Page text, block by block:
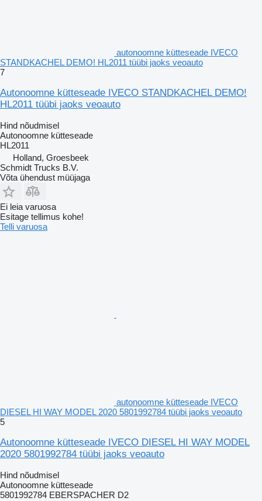
autonoomne kütteseade IVECO
STANDKACHEL DEMO! HL2011 tüübi jaoks veoauto
7
Autonoomne kütteseade IVECO STANDKACHEL DEMO!
HL2011 tüübi jaoks veoauto
Hind nõudmisel
Autonoomne kütteseade
HL2011
Holland, Groesbeek
Schmidt Trucks B.V.
Võta ühendust müüjaga
Ei leia varuosa
Esitage tellimus kohe!
Telli varuosa
autonoomne kütteseade IVECO
DIESEL HI WAY MODEL 2020 5801992784 tüübi jaoks veoauto
5
Autonoomne kütteseade IVECO DIESEL HI WAY MODEL
2020 5801992784 tüübi jaoks veoauto
Hind nõudmisel
Autonoomne kütteseade
5801992784 EBERSPACHER D2